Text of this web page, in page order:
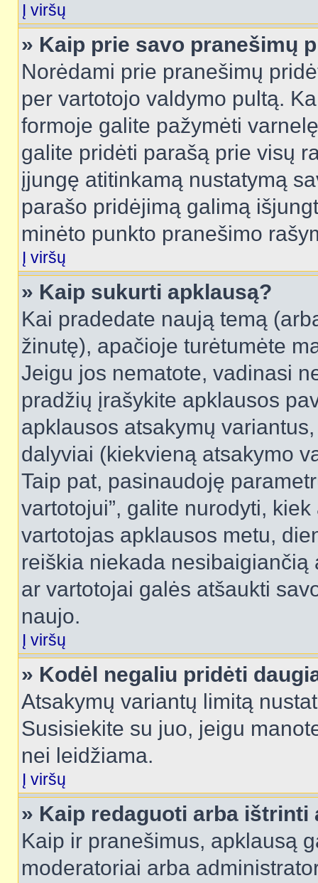
Į viršų
» Kaip prie savo pranešimų
Norėdami prie pranešimų
per vartotojo valdymo pultą.
formoje galite pažymėti
galite pridėti parašą prie visų
įjungę atitinkamą nustatymą
parašo pridėjimą galimą
minėto punkto pranešimo
Į viršų
» Kaip sukurti apklausą?
Kai pradedate naują temą
žinutę), apačioje turėtumėte
Jeigu jos nematote, vadinasi
pradžių įrašykite apklausos
apklausos atsakymų
dalyviai (kiekvieną atsakymo
Taip pat, pasinaudoję
vartotojui”, galite nurodyti,
vartotojas apklausos metu,
reiškia niekada
ar vartotojai galės atšaukti
naujo.
Į viršų
» Kodėl negaliu pridėti
Atsakymų variantų limitą
Susisiekite su juo, jeigu
nei leidžiama.
Į viršų
» Kaip redaguoti arba ištrinti
Kaip ir pranešimus, apklausą
moderatoriai arba